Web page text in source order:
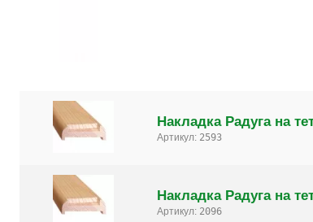
Накладка Радуга на
Артикул: 2593
Накладка Радуга на
Артикул: 2096